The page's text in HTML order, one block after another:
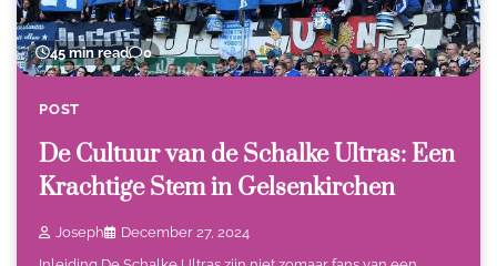
45 min read 0
POST
De Cultuur van de Schalke Ultras: Een
Krachtige Stem in Gelsenkirchen
Joseph
December 27, 2024